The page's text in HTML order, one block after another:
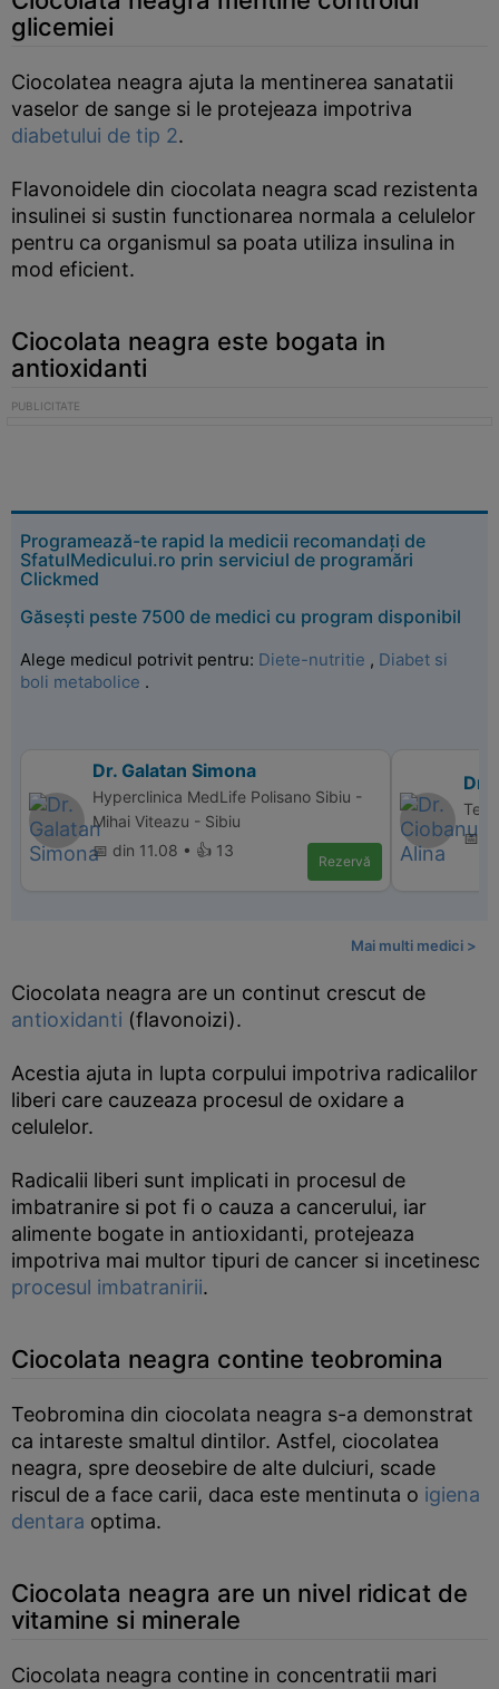
glicemiei
Ciocolatea neagra ajuta la mentinerea sanatatii
vaselor de sange si le protejeaza impotriva
diabetului de tip 2.
Flavonoidele din ciocolata neagra scad rezistenta
insulinei si sustin functionarea normala a celulelor
pentru ca organismul sa poata utiliza insulina in
mod eficient.
Ciocolata neagra este bogata in
antioxidanti
Programează-te rapid la medicii recomandați de
SfatulMedicului.ro prin serviciul de programări
Clickmed
Găsești peste 7500 de medici cu program disponibil
Alege medicul potrivit pentru: Diete-nutritie , Diabet si
boli metabolice .
Dr. Galatan Simona
Hyperclinica MedLife Polisano Sibiu -
Mihai Viteazu - Sibiu
📅 din 11.08 • 👍 13
Rezervă
Dr.
📅
Mai multi medici >
Ciocolata neagra are un continut crescut de
antioxidanti (flavonoizi).
Acestia ajuta in lupta corpului impotriva radicalilor
liberi care cauzeaza procesul de oxidare a
celulelor.
Radicalii liberi sunt implicati in procesul de
imbatranire si pot fi o cauza a cancerului, iar
alimente bogate in antioxidanti, protejeaza
impotriva mai multor tipuri de cancer si incetinesc
procesul imbatranirii.
Ciocolata neagra contine teobromina
Teobromina din ciocolata neagra s-a demonstrat
ca intareste smaltul dintilor. Astfel, ciocolatea
neagra, spre deosebire de alte dulciuri, scade
riscul de a face carii, daca este mentinuta o igiena
dentara optima.
Ciocolata neagra are un nivel ridicat de
vitamine si minerale
Ciocolata neagra contine in concentratii mari